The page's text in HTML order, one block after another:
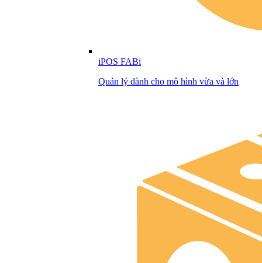
iPOS FABi
Quản lý dành cho mô hình vừa và lớn